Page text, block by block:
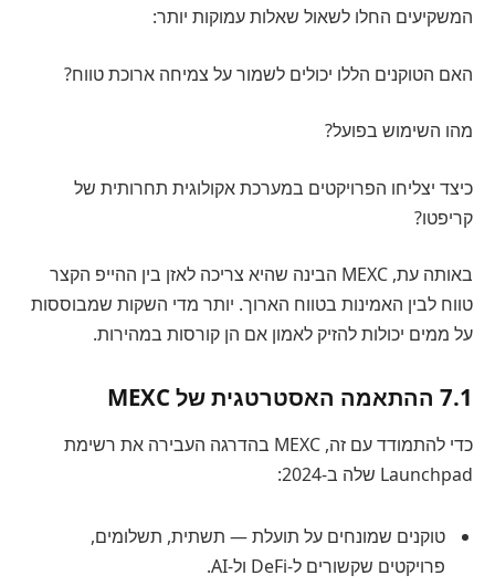
המשקיעים החלו לשאול שאלות עמוקות יותר:
האם הטוקנים הללו יכולים לשמור על צמיחה ארוכת טווח?
מהו השימוש בפועל?
כיצד יצליחו הפרויקטים במערכת אקולוגית תחרותית של
קריפטו?
באותה עת, MEXC הבינה שהיא צריכה לאזן בין ההייפ הקצר
טווח לבין האמינות בטווח הארוך. יותר מדי השקות שמבוססות
על ממים יכולות להזיק לאמון אם הן קורסות במהירות.
7.1 ההתאמה האסטרטגית של MEXC
כדי להתמודד עם זה, MEXC בהדרגה העבירה את רשימת
Launchpad שלה ב-2024:
טוקנים שמונחים על תועלת — תשתית, תשלומים,
פרויקטים שקשורים ל-DeFi ול-AI.